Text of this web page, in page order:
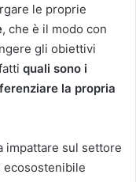
le proprie
, che è il modo con
gli obiettivi
quali sono i
la propria
impattare sul settore
ecosostenibile